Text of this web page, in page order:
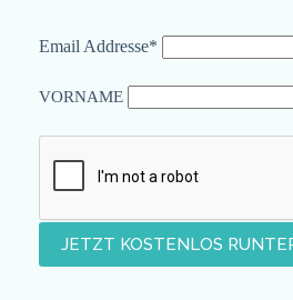
Email Addresse*
VORNAME